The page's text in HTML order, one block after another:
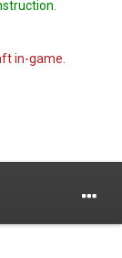
in-game.